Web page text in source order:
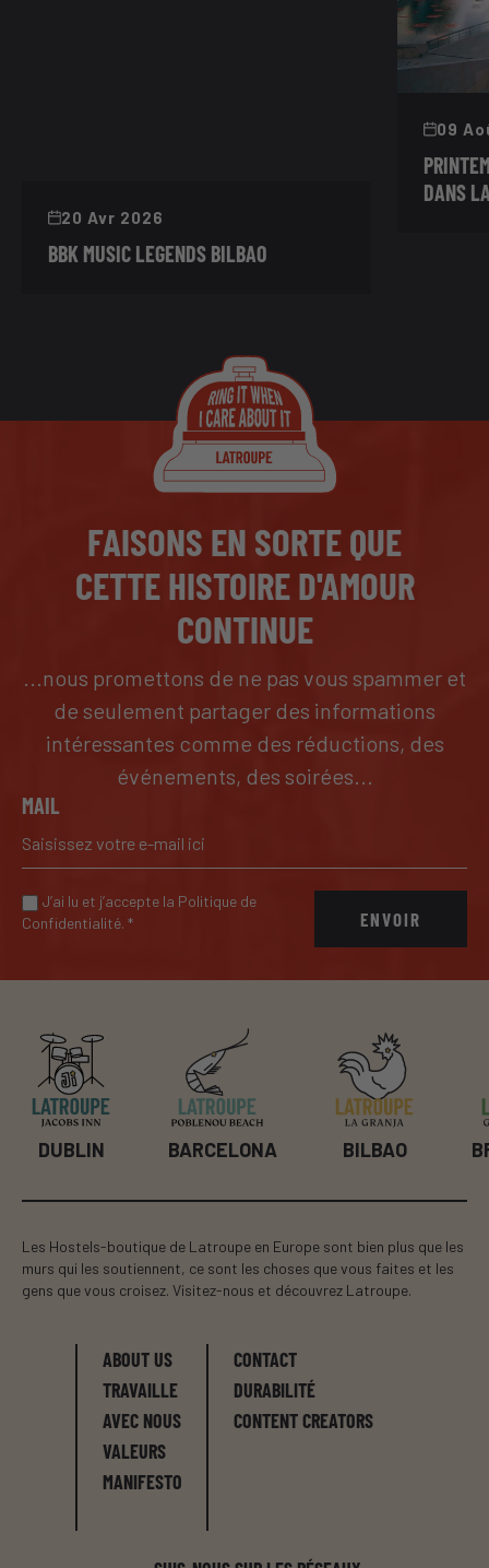
20 Avr 2026
BBK MUSIC LEGENDS BILBAO
09
DANS
FAISONS EN SORTE QUE
CETTE HISTOIRE D'AMOUR
CONTINUE
...nous promettons de ne pas vous spammer et
de seulement partager des informations
intéressantes comme des réductions, des
événements, des soirées...
MAIL
ENVOIR
J’ai lu et j’accepte la Politique de
Confidentialité. *
DUBLIN BARCELONA BILBAO
Les Hostels-boutique de Latroupe en Europe sont bien plus que les
murs qui les soutiennent, ce sont les choses que vous faites et les
gens que vous croisez. Visitez-nous et découvrez Latroupe.
ABOUT US
TRAVAILLE
AVEC NOUS
VALEURS
MANIFESTO
CONTACT
DURABILITÉ
CONTENT CREATORS